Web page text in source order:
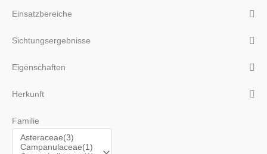
Einsatzbereiche
Sichtungsergebnisse
Eigenschaften
Herkunft
Familie